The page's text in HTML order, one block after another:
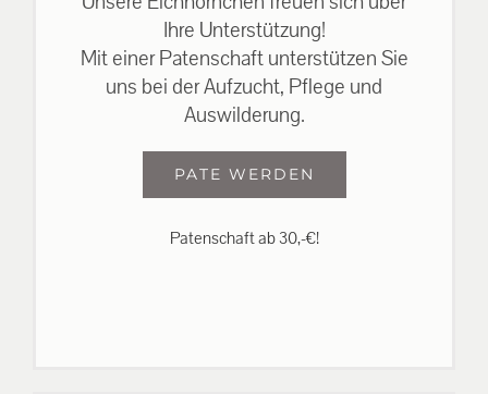
Ihre Unterstützung!
Mit einer Patenschaft unterstützen Sie
uns bei der Aufzucht, Pflege und
Auswilderung.
PATE WERDEN
Patenschaft ab 30,-€!